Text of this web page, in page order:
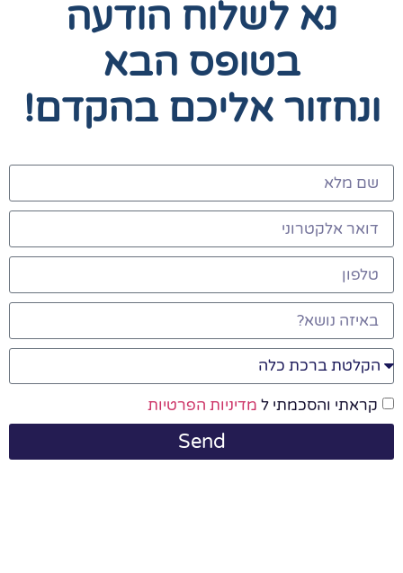
נא לשלוח הודעה
בטופס הבא
ונחזור אליכם בהקדם!
קראתי והסכמתי ל מדיניות הפרטיות
Send